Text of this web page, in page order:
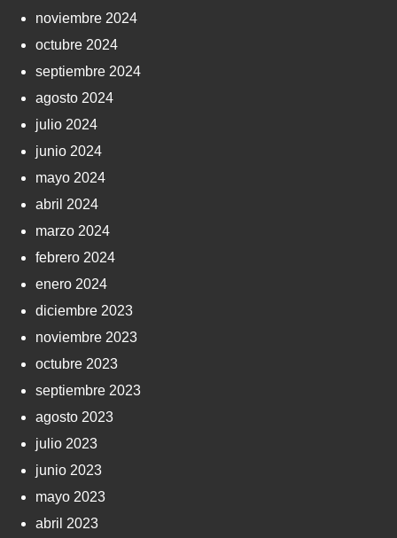
noviembre 2024
octubre 2024
septiembre 2024
agosto 2024
julio 2024
junio 2024
mayo 2024
abril 2024
marzo 2024
febrero 2024
enero 2024
diciembre 2023
noviembre 2023
octubre 2023
septiembre 2023
agosto 2023
julio 2023
junio 2023
mayo 2023
abril 2023